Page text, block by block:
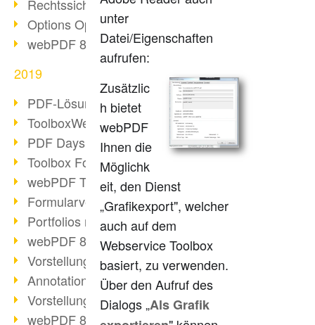
Rechtssichere Mail-Archivierung (1)
Options Operation
webPDF 8 Neuerungen (Teil 1)
2019
PDF-Lösung für Unternehmen
ToolboxWebService Print Operation
PDF Days 2020
Toolbox Forms Operation
webPDF Toolbox Delete
Formularverarbeitung mit webPDF
Portfolios mit webPDF erstellen
webPDF 8.0 gestartet
Vorstellung weiterer ActionTypes
AnnotationSelection Objekt
Vorstellung weiterer ActionTypes
webPDF 8: Toolbox Neuerungen
unter
Datei/Eigenschaften
aufrufen:
Zusätzlic
h bietet
webPDF
Ihnen die
Möglichk
eit, den Dienst
„Grafikexport", welcher
auch auf dem
Webservice Toolbox
basiert, zu verwenden.
Über den Aufruf des
Dialogs „Als Grafik